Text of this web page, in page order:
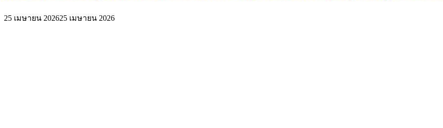
25 เมษายน 202625 เมษายน 2026